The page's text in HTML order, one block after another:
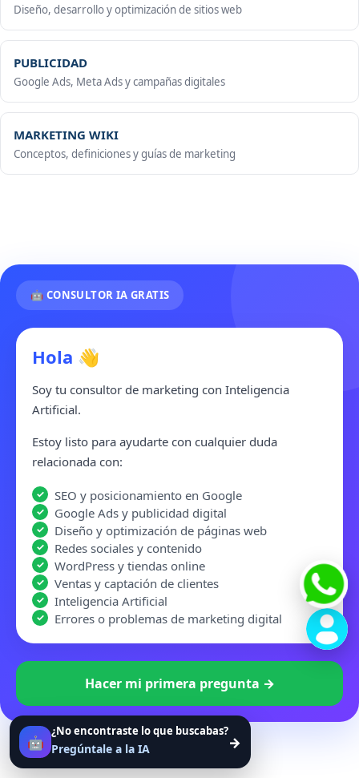
🤖
¿No encontraste lo que buscabas?
Pregúntale a la IA →
Diseño, desarrollo y optimización de sitios web
PUBLICIDAD
Google Ads, Meta Ads y campañas digitales
MARKETING WIKI
Conceptos, definiciones y guías de marketing
🤖 CONSULTOR IA GRATIS
Hola 👋
Soy tu consultor de marketing con Inteligencia
Artificial.
Estoy listo para ayudarte con cualquier duda
relacionada con:
SEO y posicionamiento en Google
Google Ads y publicidad digital
Diseño y optimización de páginas web
Redes sociales y contenido
WordPress y tiendas online
Ventas y captación de clientes
Inteligencia Artificial
Errores o problemas de marketing digital
Hacer mi primera pregunta →